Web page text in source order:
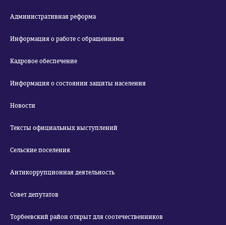
Административная реформа
Информация о работе с обращениями
Кадровое обеспечение
Информация о состоянии защиты населения
Новости
Тексты официальных выступлений
Сельские поселения
Антикоррупционная деятельность
Совет депутатов
Торбеевский район открыт для соотечественников